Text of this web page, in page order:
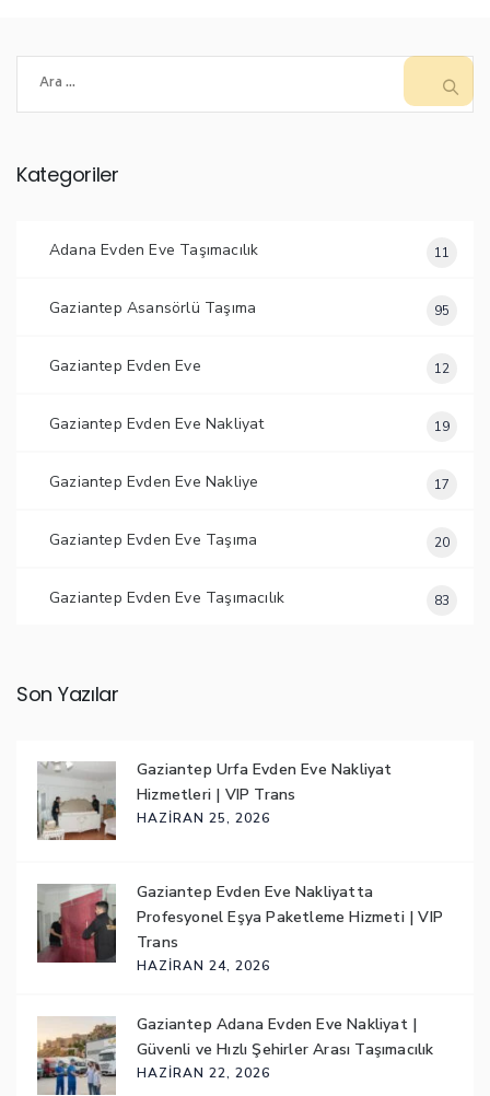
Kategoriler
Adana Evden Eve Taşımacılık 11
Gaziantep Asansörlü Taşıma 95
Gaziantep Evden Eve 12
Gaziantep Evden Eve Nakliyat 19
Gaziantep Evden Eve Nakliye 17
Gaziantep Evden Eve Taşıma 20
Gaziantep Evden Eve Taşımacılık 83
Son Yazılar
Gaziantep Urfa Evden Eve Nakliyat
Hizmetleri | VIP Trans
HAZIRAN 25, 2026
Gaziantep Evden Eve Nakliyatta
Profesyonel Eşya Paketleme Hizmeti | VIP
Trans
HAZIRAN 24, 2026
Gaziantep Adana Evden Eve Nakliyat |
Güvenli ve Hızlı Şehirler Arası Taşımacılık
HAZIRAN 22, 2026